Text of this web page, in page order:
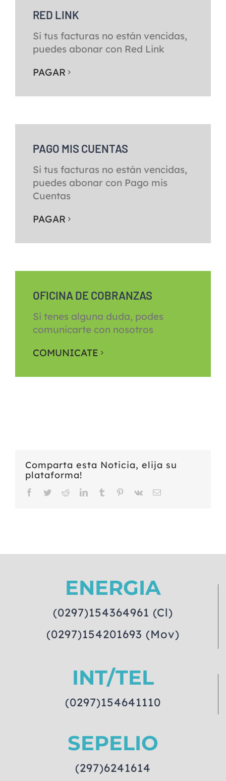
RED LINK
Si tus facturas no están vencidas,
puedes abonar con Red Link
PAGAR
PAGO MIS CUENTAS
Si tus facturas no están vencidas,
puedes abonar con Pago mis
Cuentas
PAGAR
OFICINA DE COBRANZAS
Si tenes alguna duda, podes
comunicarte con nosotros
COMUNICATE
Comparta esta Noticia, elija su
plataforma!
Facebook
TwitterRedditLinkedInTumblr Pinterest
Vk Email
ENERGIA
(0297)154364961 (Cl)
(0297)154201693 (Mov)
INT/TEL
(0297)154641110
SEPELIO
(297)6241614